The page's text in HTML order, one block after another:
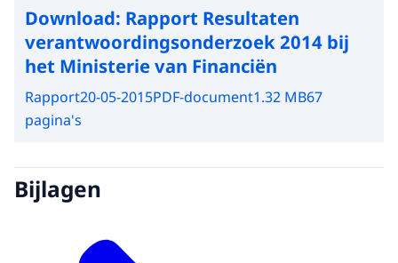
Download: Rapport Resultaten
verantwoordingsonderzoek 2014 bij
het Ministerie van Financiën
Rapport20-05-2015PDF-document1.32 MB67
pagina's
Bijlagen